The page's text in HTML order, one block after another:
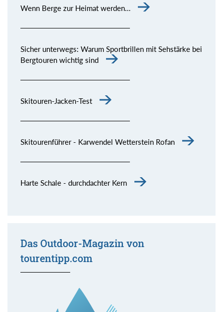
Wenn Berge zur Heimat werden…
Sicher unterwegs: Warum Sportbrillen mit Sehstärke bei
Bergtouren wichtig sind
Skitouren-Jacken-Test
Skitourenführer - Karwendel Wetterstein Rofan
Harte Schale - durchdachter Kern
Das Outdoor-Magazin von
tourentipp.com